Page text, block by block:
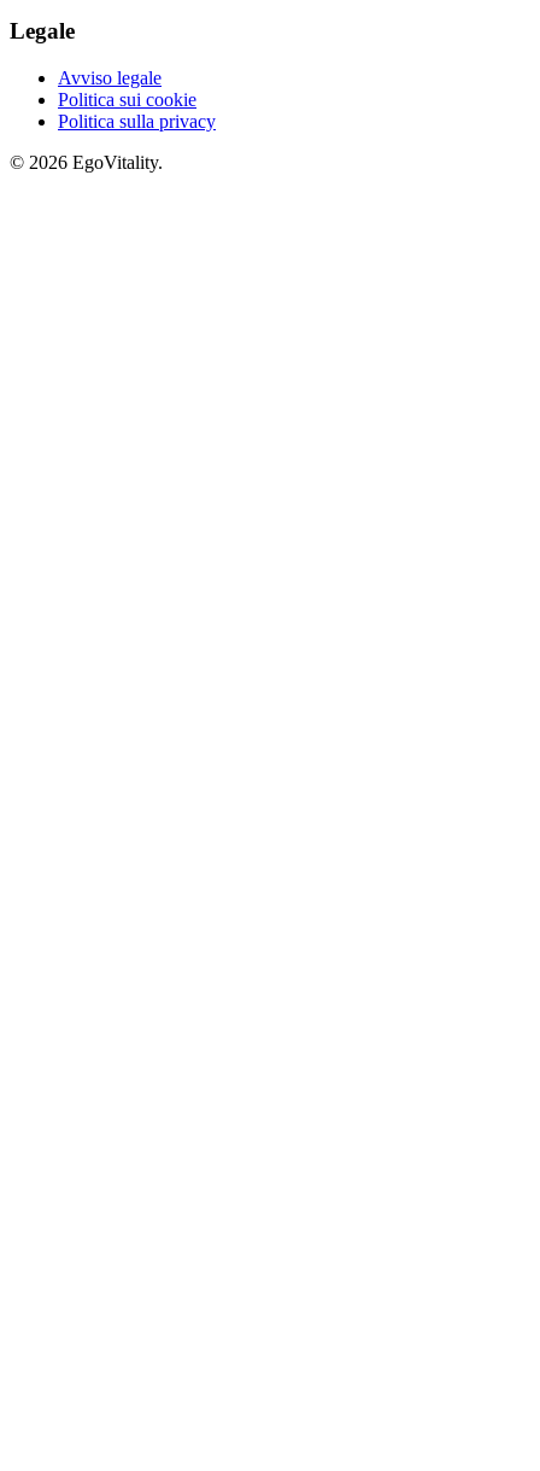
Legale
Avviso legale
Politica sui cookie
Politica sulla privacy
© 2026 EgoVitality.